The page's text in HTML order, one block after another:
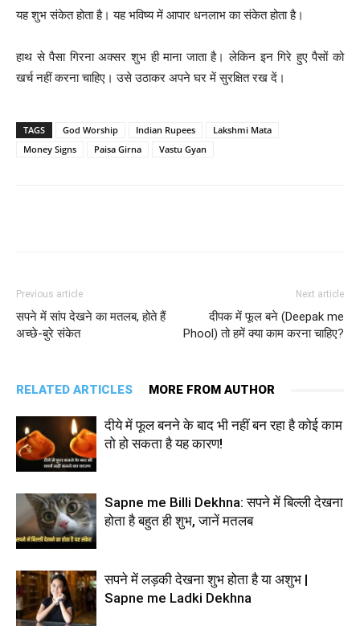
यह शुभ संकेत होता है। यह भविष्य में आपार धनलाभ का संकेत होता है।
हाथ से पैसा गिरना अक्सर शुभ ही माना जाता है। लेकिन इन गिरे हुए पैसों को
खर्च नहीं करना चाहिए। उसे उठाकर अपने घर में सुरक्षित रख दें।
TAGS God Worship Indian Rupees
Lakshmi Mata
Money Signs
Paisa Girna Vastu Gyan
Previous article
सपने में सांप देखने का मतलब, होते हैं
अच्छे-बुरे संकेत
Next article
दीपक में फूल बने (Deepak me
Phool) तो हमें क्या काम करना चाहिए?
RELATED ARTICLES MORE FROM AUTHOR
दीये में फूल बनने के बाद भी नहीं बन रहा है कोई काम
तो हो सकता है यह कारण!
Sapne me Billi Dekhna: सपने में बिल्ली देखना
होता है बहुत ही शुभ, जानें मतलब
सपने में लड़की देखना शुभ होता है या अशुभ |
Sapne me Ladki Dekhna